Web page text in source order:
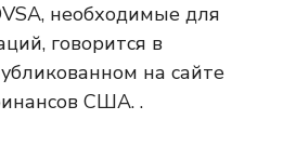
необходимые для
говорится в
на сайте
США. .